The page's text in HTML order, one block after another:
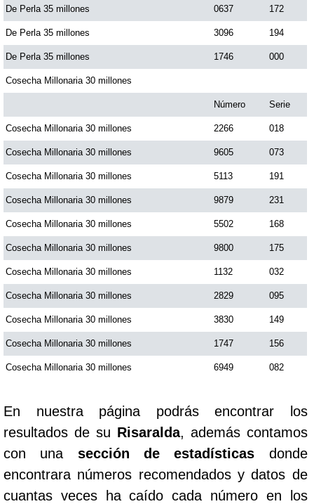
De Perla 35 millones 0637 172
De Perla 35 millones 3096 194
De Perla 35 millones 1746 000
Cosecha Millonaria 30 millones
Número Serie
Cosecha Millonaria 30 millones 2266 018
Cosecha Millonaria 30 millones 9605 073
Cosecha Millonaria 30 millones 5113 191
Cosecha Millonaria 30 millones 9879 231
Cosecha Millonaria 30 millones 5502 168
Cosecha Millonaria 30 millones 9800 175
Cosecha Millonaria 30 millones 1132 032
Cosecha Millonaria 30 millones 2829 095
Cosecha Millonaria 30 millones 3830 149
Cosecha Millonaria 30 millones 1747 156
Cosecha Millonaria 30 millones 6949 082
En nuestra página podrás encontrar los
resultados de su Risaralda, además contamos
con una sección de estadísticas donde
encontrara números recomendados y datos de
cuantas veces ha caído cada número en los